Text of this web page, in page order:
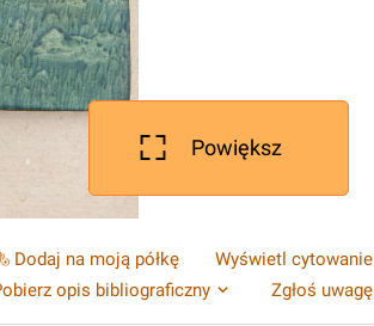
Powiększ
Dodaj na moją półkę
Wyświetl cytowanie
opis bibliograficzny
Zgłoś uwagę